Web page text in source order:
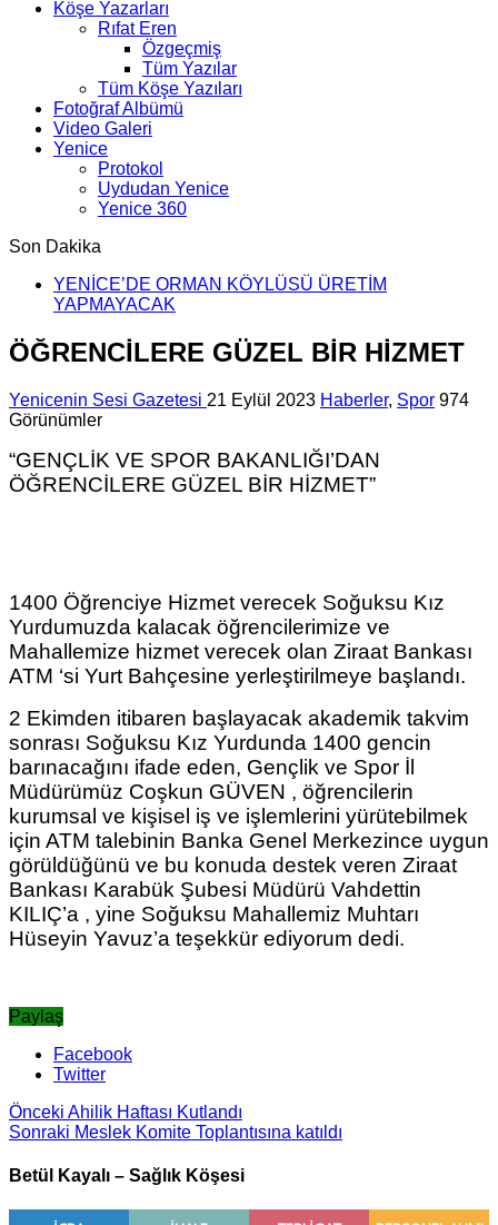
Köşe Yazarları
Rıfat Eren
Özgeçmiş
Tüm Yazılar
Tüm Köşe Yazıları
Fotoğraf Albümü
Video Galeri
Yenice
Protokol
Uydudan Yenice
Yenice 360
Son Dakika
YENİCE’DE ORMAN KÖYLÜSÜ ÜRETİM
YAPMAYACAK
ÖĞRENCİLERE GÜZEL BİR HİZMET
Yenicenin Sesi Gazetesi 21 Eylül 2023 Haberler, Spor 974
Görünümler
“GENÇLİK VE SPOR BAKANLIĞI’DAN
ÖĞRENCİLERE GÜZEL BİR HİZMET”
1400 Öğrenciye Hizmet verecek Soğuksu Kız
Yurdumuzda kalacak öğrencilerimize ve
Mahallemize hizmet verecek olan Ziraat Bankası
ATM ‘si Yurt Bahçesine yerleştirilmeye başlandı.
2 Ekimden itibaren başlayacak akademik takvim
sonrası Soğuksu Kız Yurdunda 1400 gencin
barınacağını ifade eden, Gençlik ve Spor İl
Müdürümüz Coşkun GÜVEN , öğrencilerin
kurumsal ve kişisel iş ve işlemlerini yürütebilmek
için ATM talebinin Banka Genel Merkezince uygun
görüldüğünü ve bu konuda destek veren Ziraat
Bankası Karabük Şubesi Müdürü Vahdettin
KILIÇ’a , yine Soğuksu Mahallemiz Muhtarı
Hüseyin Yavuz’a teşekkür ediyorum dedi.
Paylaş
Facebook
Twitter
Önceki Ahilik Haftası Kutlandı
Sonraki Meslek Komite Toplantısına katıldı
Betül Kayalı – Sağlık Köşesi